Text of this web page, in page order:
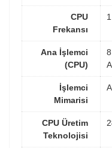
CPU
Frekansı
Ana İşlemci
(CPU)
İşlemci
Mimarisi
CPU Üretim
Teknolojisi